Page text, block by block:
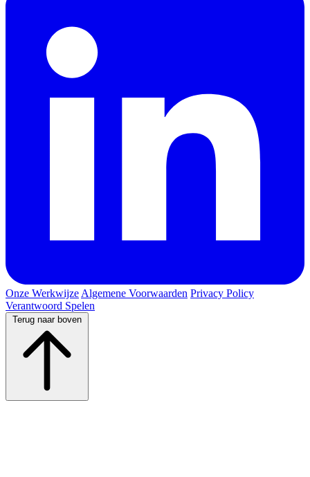
Onze Werkwijze Algemene Voorwaarden Privacy Policy
Verantwoord Spelen
Terug naar boven